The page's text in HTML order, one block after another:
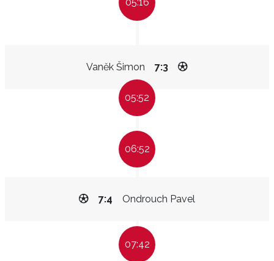
Vaněk Šimon 7:3
05:52
06:52
Ondrouch Pavel
7:4
07:42